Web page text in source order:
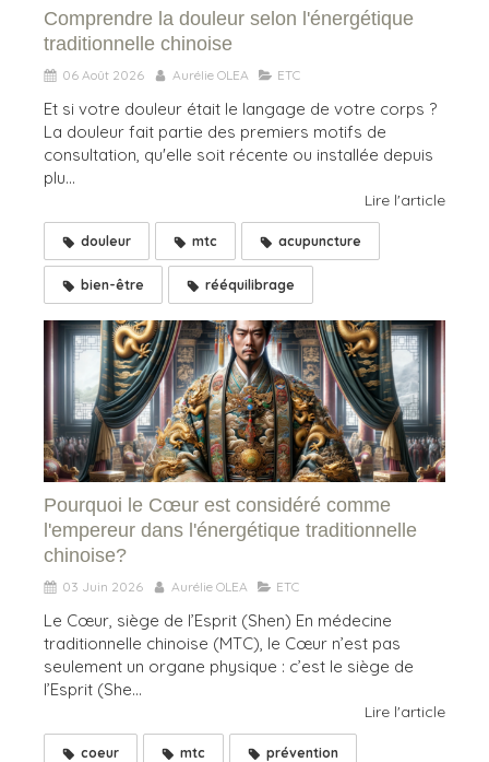
Comprendre la douleur selon l'énergétique
traditionnelle chinoise
06 Août 2026 Aurélie OLEA ETC
Et si votre douleur était le langage de votre corps ?
La douleur fait partie des premiers motifs de
consultation, qu'elle soit récente ou installée depuis
plu...
Lire l'article
douleur mtc acupuncture
bien-être rééquilibrage
Pourquoi le Cœur est considéré comme
l'empereur dans l'énergétique traditionnelle
chinoise?
03 Juin 2026 Aurélie OLEA ETC
Le Cœur, siège de l’Esprit (Shen) En médecine
traditionnelle chinoise (MTC), le Cœur n’est pas
seulement un organe physique : c’est le siège de
l’Esprit (She...
Lire l'article
coeur mtc prévention